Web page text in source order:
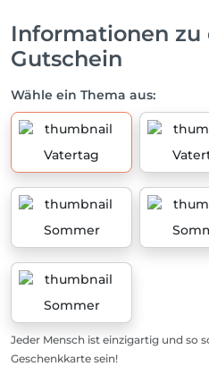
Informationen zu
Gutschein
Wähle ein Thema aus:
Vatertag
Sommer
Sommer
Jeder Mensch ist einzigartig und so
Geschenkkarte sein!